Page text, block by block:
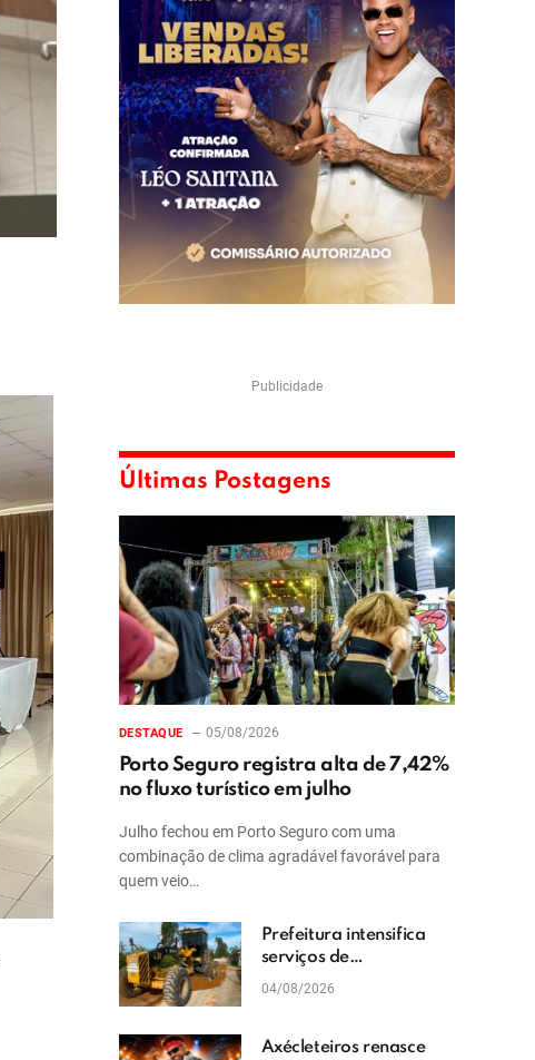
Publicidade
Últimas Postagens
DESTAQUE 05/08/2026
Porto Seguro registra alta de 7,42%
no fluxo turístico em julho
Julho fechou em Porto Seguro com uma
combinação de clima agradável favorável para
quem veio…
Prefeitura intensifica
serviços de
patrolamento e
04/08/2026
Axécleteiros renasce